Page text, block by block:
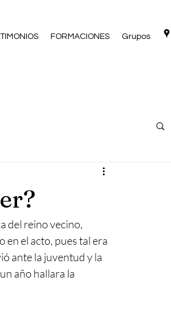
FORMACIONES Grupos
del reino vecino,
en el acto, pues tal era
ante la juventud y la
año hallara la